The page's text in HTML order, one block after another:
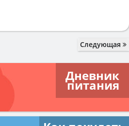
Следующая
Дневник
питания